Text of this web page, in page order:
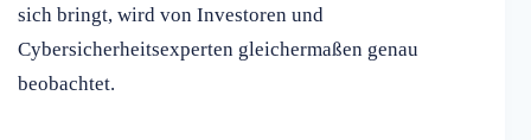
sich bringt, wird von Investoren und
Cybersicherheitsexperten gleichermaßen genau
beobachtet.